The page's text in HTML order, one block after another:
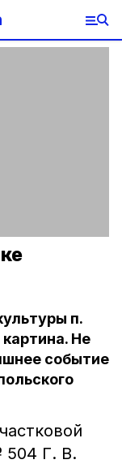
п.
Не
событие
504 Г. В.